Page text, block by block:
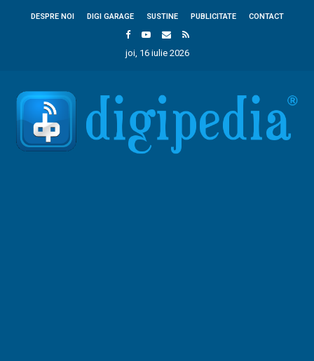
DESPRE NOI DIGI GARAGE SUSTINE PUBLICITATE CONTACT
joi, 16 iulie 2026